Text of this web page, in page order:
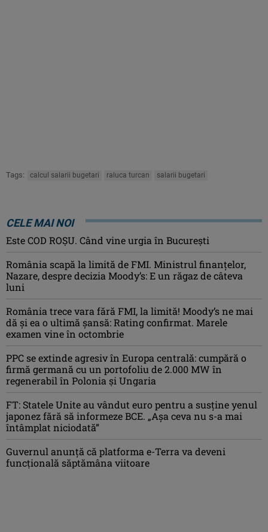
Tags: calcul salarii bugetari raluca turcan salarii bugetari
CELE MAI NOI
Este COD ROŞU. Când vine urgia în Bucureşti
România scapă la limită de FMI. Ministrul finanțelor,
Nazare, despre decizia Moody’s: E un răgaz de câteva
luni
România trece vara fără FMI, la limită! Moody’s ne mai
dă și ea o ultimă șansă: Rating confirmat. Marele
examen vine în octombrie
PPC se extinde agresiv în Europa centrală: cumpără o
firmă germană cu un portofoliu de 2.000 MW în
regenerabil în Polonia și Ungaria
FT: Statele Unite au vândut euro pentru a susține yenul
japonez fără să informeze BCE. „Așa ceva nu s-a mai
întâmplat niciodată”
Guvernul anunță că platforma e-Terra va deveni
funcţională săptămâna viitoare